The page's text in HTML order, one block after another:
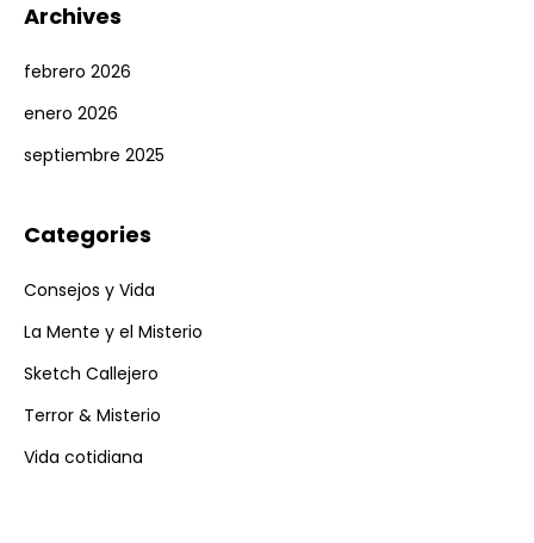
Archives
febrero 2026
enero 2026
septiembre 2025
Categories
Consejos y Vida
La Mente y el Misterio
Sketch Callejero
Terror & Misterio
Vida cotidiana